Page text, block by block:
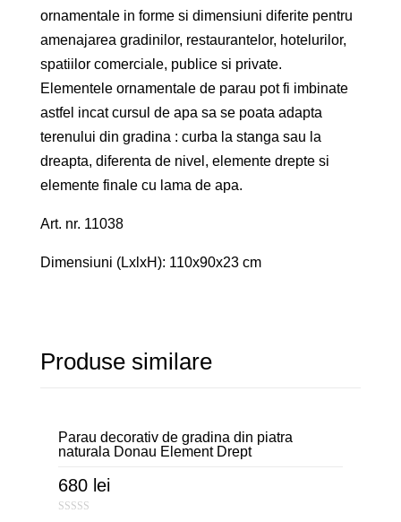
ornamentale in forme si dimensiuni diferite pentru
amenajarea gradinilor, restaurantelor, hotelurilor,
spatiilor comerciale, publice si private.
Elementele ornamentale de parau pot fi imbinate
astfel incat cursul de apa sa se poata adapta
terenului din gradina : curba la stanga sau la
dreapta, diferenta de nivel, elemente drepte si
elemente finale cu lama de apa.
Art. nr. 11038
Dimensiuni (LxlxH): 110x90x23 cm
Produse similare
Parau decorativ de gradina din piatra
naturala Donau Element Drept
680 lei